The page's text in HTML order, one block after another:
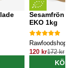
Sesamfrön
EKO 1kg
Rawfoodshop
120 kr172 kr
KÖP